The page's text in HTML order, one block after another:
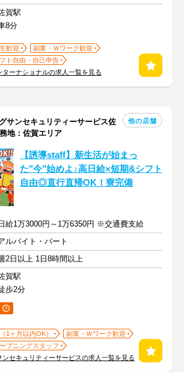
賀駅
8分
歓迎
副業・Ｗワーク歓迎
ト自由・自己申告
ーナショナルの求人一覧を見る
サンセキュリティーサービス佐
地：佐賀エリア
他の店舗
【誘導staff】新生活が始まっ
た"今"始めよ♪高日給×短期&シフト
自由◎直行直帰OK！寮完備
日給1万3000円～1万6350円 ※交通費支給
ルバイト・パート
2日以上 1日8時間以上
賀駅
歩2分
1ヶ月以内OK）
副業・Ｗワーク歓迎
プニングスタッフ
セキュリティーサービスの求人一覧を見る